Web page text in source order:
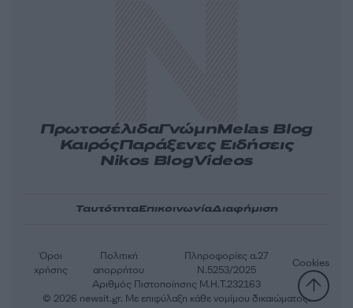
ΠρωτοσέλιδαΓνώμηMelas Blog
ΚαιρόςΠαράξενες Ειδήσεις
Nikos BlogVideos
ΤαυτότηταΕπικοινωνίαΔιαφήμιση
Αριθμός Πιστοποίησης Μ.Η.Τ.232163
Όροι
χρήσης
Πολιτική
απορρήτου
Πληροφορίες α.27
Ν.5253/2025
Cookies
© 2026 newsit.gr. Με επιφύλαξη κάθε νομίμου δικαιώματος.